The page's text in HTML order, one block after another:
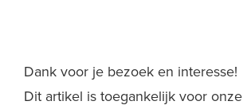
Dank voor je bezoek en interesse!
Dit artikel is toegankelijk voor onze